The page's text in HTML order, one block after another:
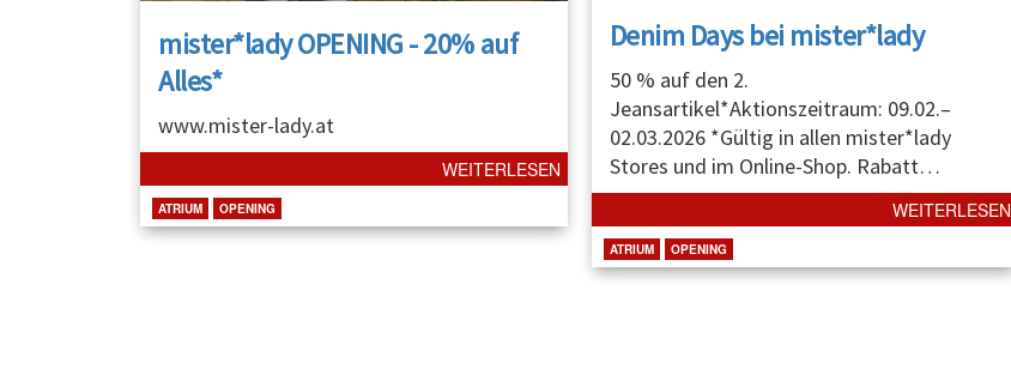
Denim Days bei mister*lady
50 % auf den 2.
Jeansartikel*Aktionszeitraum: 09.02.–
02.03.2026 *Gültig in allen mister*lady
Stores und im Online-Shop. Rabatt…
WEITERLESEN
ATRIUM OPENING
mister*lady OPENING - 20% auf
Alles*
www.mister-lady.at
WEITERLESEN
ATRIUM OPENING